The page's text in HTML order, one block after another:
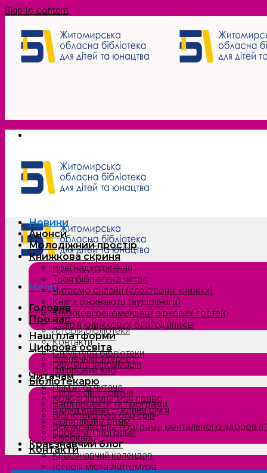
Skip to content
Menu
Головна
Про нас
Історія бібліотеки
Контакти
Структура бібліотеки
Офіційна інформація
Читачам
Пам’ятка читача
Кожна дитина має право
Єдина країна — єдина сім’я
Допитливим дітям
Проєкти/Програми
Краєзнавчий блог
Краєзнавчий календар
Історія міста Житомира
Новини
Анонси
Молодіжний простір
Книжкова скриня
Нові надходження
Твоя бібліотека читає
Читаємо онлайн (електронні книжки)
Книги оживають (аудіокниги)
Книжкові рекомендації зіркових гостей
Сузірʼя книжкових благодійників
Наші платформи
Цифрова освіта
Безпечний інтернет
Цифровий хаб
Бібліотекарю
Професійні новини
Наші проєкти та програми
Бібліотека без бар’єрів
Всеукраїнська програма ментального здоров’я
Євроквіз
Контакти